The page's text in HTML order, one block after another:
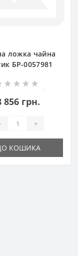
ложка чайна
БР-0057981
856 грн.
+
КОШИКА